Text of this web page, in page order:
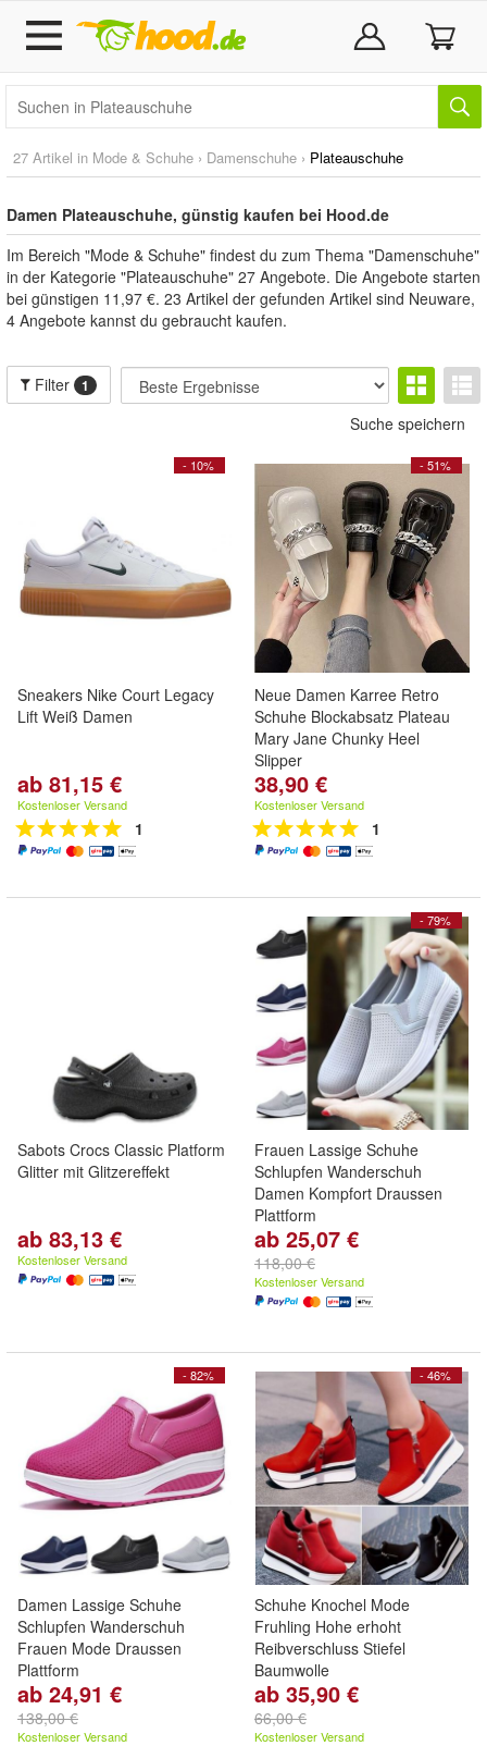
27 Artikel in Mode & Schuhe › Damenschuhe › Plateauschuhe
Damen Plateauschuhe, günstig kaufen bei Hood.de
Im Bereich "Mode & Schuhe" findest du zum Thema "Damenschuhe"
in der Kategorie "Plateauschuhe" 27 Angebote. Die Angebote starten
bei günstigen 11,97 €. 23 Artikel der gefunden Artikel sind Neuware,
4 Angebote kannst du gebraucht kaufen.
Filter 1
Suche speichern
- 10%
Sneakers Nike Court Legacy
Lift Weiß Damen
ab 81,15 €
Kostenloser Versand
1
- 51%
Neue Damen Karree Retro
Schuhe Blockabsatz Plateau
Mary Jane Chunky Heel
Slipper
38,90 €
Kostenloser Versand
1
Sabots Crocs Classic Platform
Glitter mit Glitzereffekt
ab 83,13 €
Kostenloser Versand
- 79%
Frauen Lassige Schuhe
Schlupfen Wanderschuh
Damen Kompfort Draussen
Plattform
ab 25,07 €
118,00 €
Kostenloser Versand
- 82%
Damen Lassige Schuhe
Schlupfen Wanderschuh
Frauen Mode Draussen
Plattform
ab 24,91 €
138,00 €
Kostenloser Versand
- 46%
Schuhe Knochel Mode
Fruhling Hohe erhoht
Reibverschluss Stiefel
Baumwolle
ab 35,90 €
66,00 €
Kostenloser Versand